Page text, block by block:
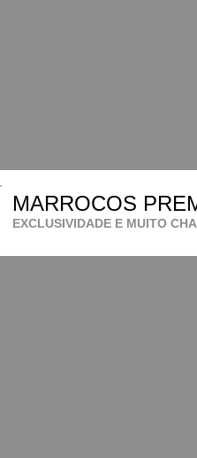
MARROCOS
EXCLUSIVIDADE E MUITO